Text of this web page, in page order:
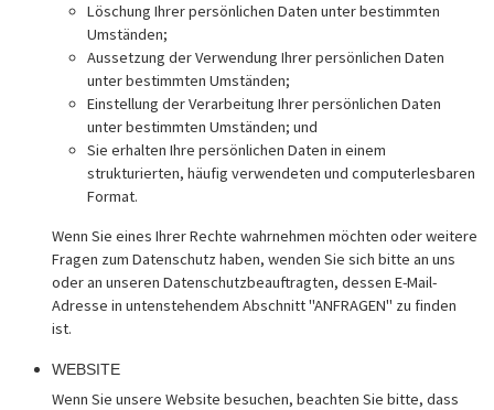
Löschung Ihrer persönlichen Daten unter bestimmten
Umständen;
Aussetzung der Verwendung Ihrer persönlichen Daten
unter bestimmten Umständen;
Einstellung der Verarbeitung Ihrer persönlichen Daten
unter bestimmten Umständen; und
Sie erhalten Ihre persönlichen Daten in einem
strukturierten, häufig verwendeten und computerlesbaren
Format.
Wenn Sie eines Ihrer Rechte wahrnehmen möchten oder weitere
Fragen zum Datenschutz haben, wenden Sie sich bitte an uns
oder an unseren Datenschutzbeauftragten, dessen E-Mail-
Adresse in untenstehendem Abschnitt "ANFRAGEN" zu finden
ist.
WEBSITE
Wenn Sie unsere Website besuchen, beachten Sie bitte, dass